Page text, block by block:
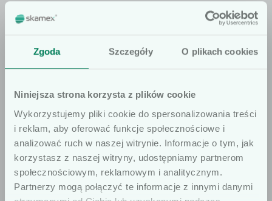
Zgoda Szczegóły O plikach cookies
Niniejsza strona korzysta z plików cookie
Wykorzystujemy pliki cookie do spersonalizowania treści
i reklam, aby oferować funkcje społecznościowe i
analizować ruch w naszej witrynie. Informacje o tym, jak
korzystasz z naszej witryny, udostępniamy partnerom
społecznościowym, reklamowym i analitycznym.
Partnerzy mogą połączyć te informacje z innymi danymi
OFERTA
Szanowni użytkownicy